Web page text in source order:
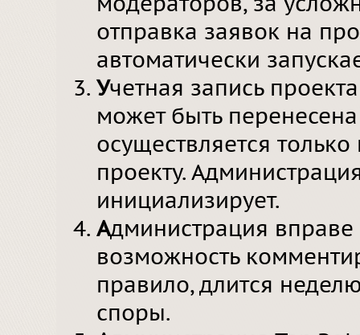
отправка заявок на
автоматически
Учетная запись
может быть
осуществляется
проекту.
инициализирует.
Администрация
возможность
правило, длится
споры.